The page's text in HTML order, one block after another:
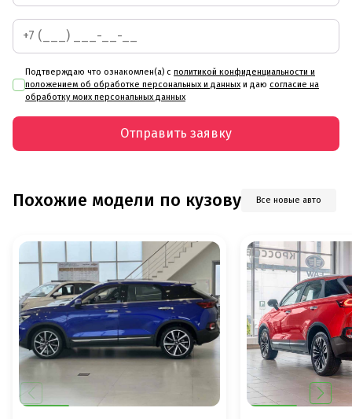
Подтверждаю что ознакомлен(а) с политикой конфиденциальности и
положением об обработке персональных и данных и даю согласие на
обработку моих персональных данных
Отправить заявку
Похожие модели по кузову Все новые авто